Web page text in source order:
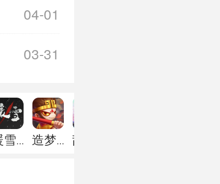
04-01
03-31
雪手游造梦无双乱世三国志